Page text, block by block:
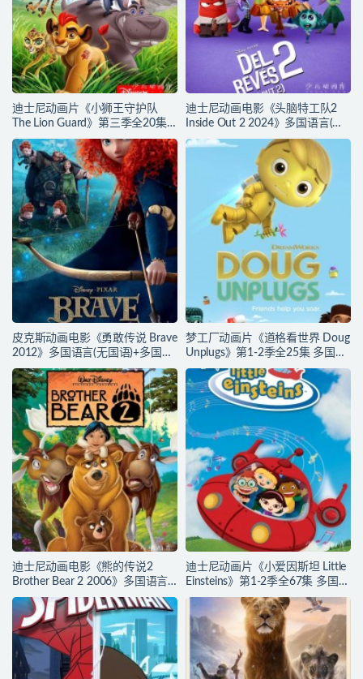
迪士尼动画片《小狮王守护队
The Lion Guard》第三季全20集
多国语言(含国语)+多国字幕(含中
文) 官方纯净收藏版
720P/MKV/15.9G 动画片小狮王
守护队下载
迪士尼动画电影《头脑特工队2
Inside Out 2 2024》多国语言(含
国语)+多国字幕(含中文) 官方纯净
收藏版 720P/MKV/4.75G 动画片
头脑特工队下载
皮克斯动画电影《勇敢传说 Brave
2012》多国语言(无国语)+多国字
幕(含中文) 官方纯净收藏版
720P/MKV/2.43G 动画片勇敢传
说下载
梦工厂动画片《道格看世界 Doug
Unplugs》第1-2季全25集 多国语
言(含国语)+中英文字幕(AI字幕)
官方纯净收藏版
720P/MKV/38.2G 动画片道格看
世界下载
迪士尼动画电影《熊的传说2
Brother Bear 2 2006》多国语言
(含国语)+多国字幕(含中文) 官收
方纯净藏版 720P/MKV/3.28G 动
画片熊的传说下载
迪士尼动画片《小爱因斯坦 Little
Einsteins》第1-2季全67集 多国语
言(含国语)+多国字幕(含中文) 官
方纯净收藏版 480P/MKV/62.6G
动画片小爱因斯坦下载